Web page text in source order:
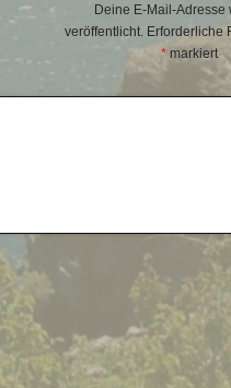
Deine E-Mail-Adresse
veröffentlicht. Erforderliche
* markiert